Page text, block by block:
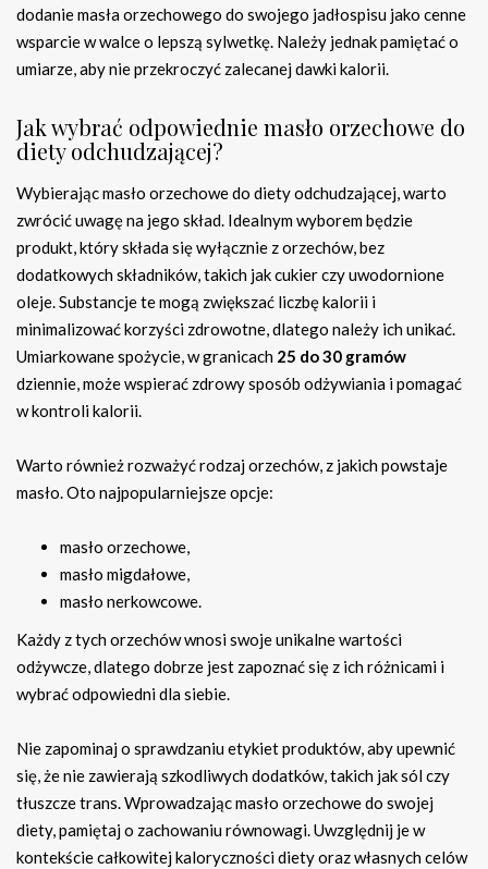
dodanie masła orzechowego do swojego jadłospisu jako cenne
wsparcie w walce o lepszą sylwetkę. Należy jednak pamiętać o
umiarze, aby nie przekroczyć zalecanej dawki kalorii.
Jak wybrać odpowiednie masło orzechowe do
diety odchudzającej?
Wybierając masło orzechowe do diety odchudzającej, warto
zwrócić uwagę na jego skład. Idealnym wyborem będzie
produkt, który składa się wyłącznie z orzechów, bez
dodatkowych składników, takich jak cukier czy uwodornione
oleje. Substancje te mogą zwiększać liczbę kalorii i
minimalizować korzyści zdrowotne, dlatego należy ich unikać.
Umiarkowane spożycie, w granicach 25 do 30 gramów
dziennie, może wspierać zdrowy sposób odżywiania i pomagać
w kontroli kalorii.
Warto również rozważyć rodzaj orzechów, z jakich powstaje
masło. Oto najpopularniejsze opcje:
masło orzechowe,
masło migdałowe,
masło nerkowcowe.
Każdy z tych orzechów wnosi swoje unikalne wartości
odżywcze, dlatego dobrze jest zapoznać się z ich różnicami i
wybrać odpowiedni dla siebie.
Nie zapominaj o sprawdzaniu etykiet produktów, aby upewnić
się, że nie zawierają szkodliwych dodatków, takich jak sól czy
tłuszcze trans. Wprowadzając masło orzechowe do swojej
diety, pamiętaj o zachowaniu równowagi. Uwzględnij je w
kontekście całkowitej kaloryczności diety oraz własnych celów